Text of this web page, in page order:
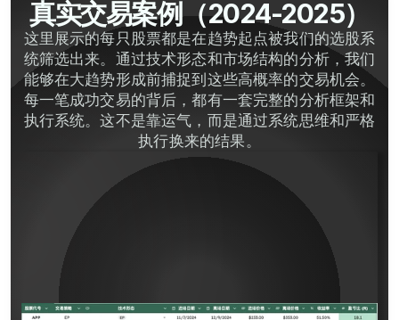
真实交易案例（2024-2025）
这里展示的每只股票都是在趋势起点被我们的选股系
统筛选出来。通过技术形态和市场结构的分析，我们
能够在大趋势形成前捕捉到这些高概率的交易机会。
每一笔成功交易的背后，都有一套完整的分析框架和
执行系统。这不是靠运气，而是通过系统思维和严格
执行换来的结果。